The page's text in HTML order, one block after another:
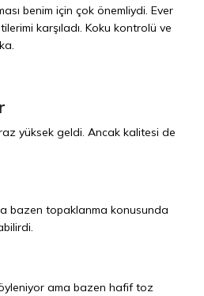
benim için çok önemliydi. Ever
karşıladı. Koku kontrolü ve
yüksek geldi. Ancak kalitesi de
bazen topaklanma konusunda
ama bazen hafif toz